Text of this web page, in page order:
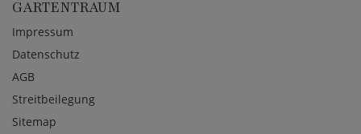
GARTENTRAUM
Impressum
Datenschutz
AGB
Streitbeilegung
Sitemap